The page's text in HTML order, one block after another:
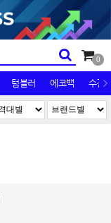
0
텀블러 에코백 수건/